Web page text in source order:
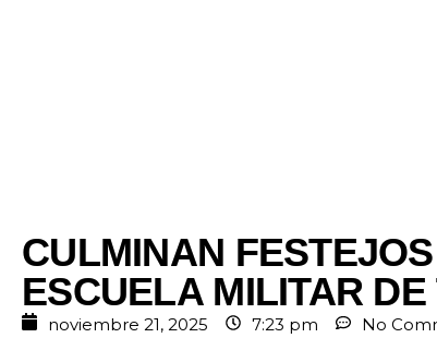
CULMINAN
ESCUELA MILITAR
noviembre 21, 2025 7:23 pm No